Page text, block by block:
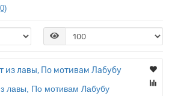
лавы, По мотивам Лабубу